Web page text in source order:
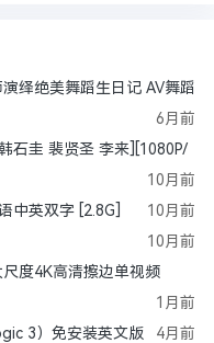
绎绝美舞蹈生日记 AV舞蹈
6月前
石圭 裴贤圣 李来][1080P/
10月前
中英双字 [2.8G]
10月前
10月前
度4K高清擦边单视频
1月前
3）免安装英文版
4月前